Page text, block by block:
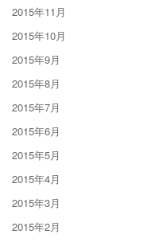
2015年11月
2015年10月
2015年9月
2015年8月
2015年7月
2015年6月
2015年5月
2015年4月
2015年3月
2015年2月